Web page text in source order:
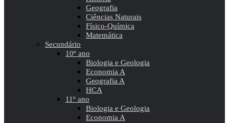
Geografia
Ciências Naturais
Físico-Química
Matemática
Secundário
10º ano
Biologia e Geologia
Economia A
Geografia A
HCA
11º ano
Biologia e Geologia
Economia A